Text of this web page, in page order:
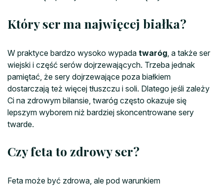
Który ser ma najwięcej białka?
W praktyce bardzo wysoko wypada twaróg , a także ser
wiejski i część serów dojrzewających. Trzeba jednak
pamiętać, że sery dojrzewające poza białkiem
dostarczają też więcej tłuszczu i soli. Dlatego jeśli zależy
Ci na zdrowym bilansie, twaróg często okazuje się
lepszym wyborem niż bardziej skoncentrowane sery
twarde.
Czy feta to zdrowy ser?
Feta może być zdrowa, ale pod warunkiem